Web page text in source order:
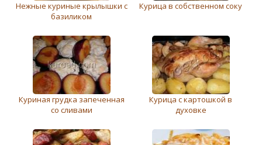
Нежные куриные крылышки с
базиликом
Курица в собственном соку
Куриная грудка запеченная
со сливами
Курица с картошкой в
духовке